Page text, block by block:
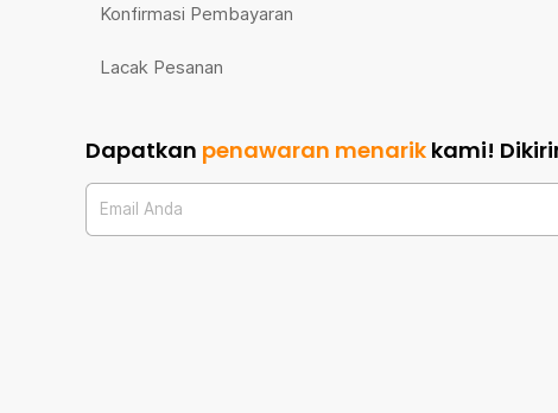
Konfirmasi Pembayaran
Lacak Pesanan
Dapatkan penawaran menarik kami!
Email Anda